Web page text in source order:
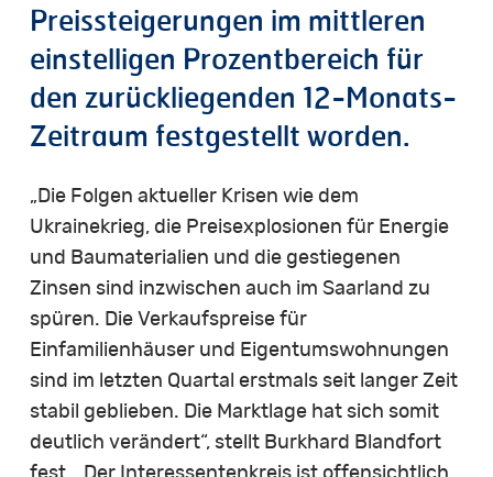
Preissteigerungen im mittleren
einstelligen Prozentbereich für
den zurückliegenden 12-Monats-
Zeitraum festgestellt worden.
„Die Folgen aktueller Krisen wie dem
Ukrainekrieg, die Preisexplosionen für Energie
und Baumaterialien und die gestiegenen
Zinsen sind inzwischen auch im Saarland zu
spüren. Die Verkaufspreise für
Einfamilienhäuser und Eigentumswohnungen
sind im letzten Quartal erstmals seit langer Zeit
stabil geblieben. Die Marktlage hat sich somit
deutlich verändert“, stellt Burkhard Blandfort